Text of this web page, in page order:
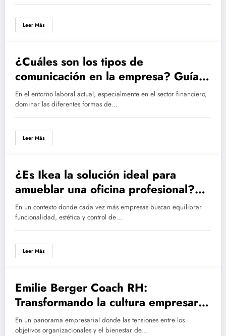
Leer Más
¿Cuáles son los tipos de
comunicación en la empresa? Guía
de comunicación persuasiva en
finanzas
En el entorno laboral actual, especialmente en el sector financiero,
dominar las diferentes formas de…
Leer Más
¿Es Ikea la solución ideal para
amueblar una oficina profesional?
Ventajas y desventajas
En un contexto donde cada vez más empresas buscan equilibrar
funcionalidad, estética y control de…
Leer Más
Emilie Berger Coach RH:
Transformando la cultura empresarial
hacia la conciliación laboral
En un panorama empresarial donde las tensiones entre los
objetivos organizacionales y el bienestar de…